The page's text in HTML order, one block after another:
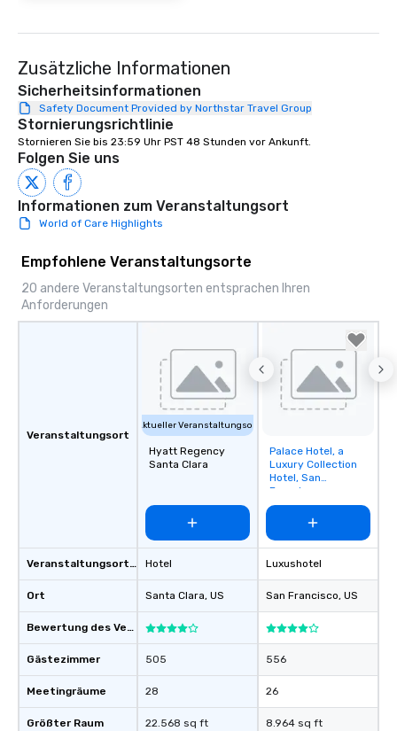
Zusätzliche Informationen
Sicherheitsinformationen
Safety Document Provided by Northstar Travel Group
Stornierungsrichtlinie
Stornieren Sie bis 23:59 Uhr PST 48 Stunden vor Ankunft.
Folgen Sie uns
Informationen zum Veranstaltungsort
World of Care Highlights
Empfohlene Veranstaltungsorte
20 andere Veranstaltungsorten entsprachen Ihren
Anforderungen
Veranstaltungsort
Veranstaltungsortstyp
Ort
Bewertung des Veranstaltungsortes
Gästezimmer
Meetingräume
Größter Raum
Aktueller Veranstaltungsort
Hyatt Regency
Santa Clara
Hotel
Santa Clara, US
505
28
22.568 sq ft
Removed from
favorites
Palace Hotel, a
Luxury Collection
Hotel, San
Francisco
Luxushotel
San Francisco, US
556
26
8.964 sq ft